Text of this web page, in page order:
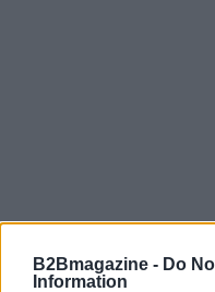
B2Bmagazine - Do
Information
Conclusione: